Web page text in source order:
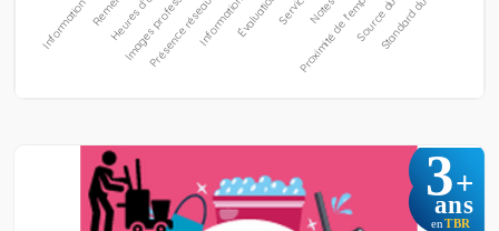
3+
ans
en TBR